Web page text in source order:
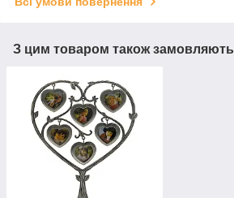
З цим товаром також замовляють